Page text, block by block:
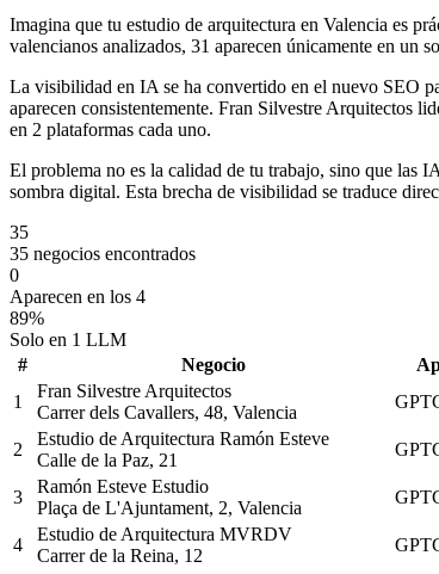
Imagina que tu estudio de arquitectura en Valencia es
valencianos analizados, 31 aparecen únicamente en un
La visibilidad en IA se ha convertido en el nuevo SEO
aparecen consistentemente. Fran Silvestre Arquitectos
en 2 plataformas cada uno.
El problema no es la calidad de tu trabajo, sino que las
sombra digital. Esta brecha de visibilidad se traduce
35
35 negocios encontrados
0
Aparecen en los 4
89%
Solo en 1 LLM
#
Negocio
1
Fran Silvestre Arquitectos
Carrer dels Cavallers, 48, Valencia
GPT
2
Estudio de Arquitectura Ramón Esteve
Calle de la Paz, 21
GPT
3
Ramón Esteve Estudio
Plaça de L'Ajuntament, 2, Valencia
GPT
4
Estudio de Arquitectura MVRDV
Carrer de la Reina, 12
GPT